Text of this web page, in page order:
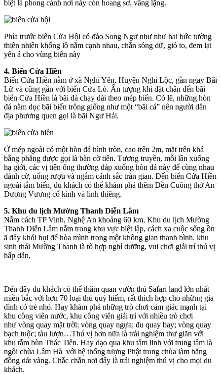
biệt là phong cảnh nơi này còn hoang sơ, vắng lặng.
Phía trước biển Cửa Hội có đảo Song Ngư như như hai bức tường
thiên nhiên khổng lồ nằm cạnh nhau, chắn sóng dữ, gió to, đem lại
yên ả cho vùng biển này
4. Biển Cửa Hiền
Biển Cửa Hiền nằm ở xã Nghi Yên, Huyện Nghi Lộc, gần ngay Bãi
Lữ và cũng gần với biển Cửa Lò. Ấn tượng khi đặt chân đến bãi
biển Cửa Hiền là bãi đá chạy dài theo mép biển. Có lẽ, những hòn
đá nằm dọc bãi biển trông giống như một “bãi cá” nên người dân
địa phương quen gọi là bãi Ngư Hải.
Ở mép ngoài có một hòn đá hình tròn, cao trên 2m, mặt trên khá
bằng phẳng được gọi là bàn cờ tiên. Tương truyền, mỗi lần xuống
hạ giới, các vị tiên ông thường đáp xuống hòn đá này để cùng nhau
đánh cờ, uống rượu và ngắm cảnh sắc trần gian. Đến biển Cửa Hiền
ngoài tắm biển, du khách có thể khám phá thêm Đền Cuông thờ An
Dương Vương cổ kính và linh thiêng.
5. Khu du lịch Mường Thanh Diễn Lâm
Nằm cách TP Vinh, Nghệ An khoảng 60 km, Khu du lịch Mường
Thanh Diễn Lâm nằm trong khu vực biệt lập, cách xa cuộc sống ồn
ã đầy khói bụi để hòa mình trong một không gian thanh bình. khu
sinh thái Mường Thanh là tổ hợp nghỉ dưỡng, vui chơi giải trí thú vị
hấp dẫn,
Đến đây du khách có thể thăm quan vườn thú Safari land lớn nhất
miền bắc với hơn 70 loại thú quý hiếm, rất thích hợp cho những gia
đình có trẻ nhỏ. Hay khám phá những trò chơi cảm giác mạnh tại
khu công viên nước, khu công viên giải trí với nhiều trò chơi
như vòng quay mặt trời; vòng quay ngựa; đu quay bay; vòng quay
bạch tuộc; tàu lượn…Thú vị hơn nữa là trải nghiệm thư giãn với
khu tắm bùn Thác Tiên. Hay dạo qua khu tâm linh với trung tâm là
ngôi chùa Lâm Hà với hệ thống tượng Phật trong chùa làm bằng
đồng dát vàng. Chắc chắn nơi đây là trải nghiệm thú vị cho mọi du
khách.